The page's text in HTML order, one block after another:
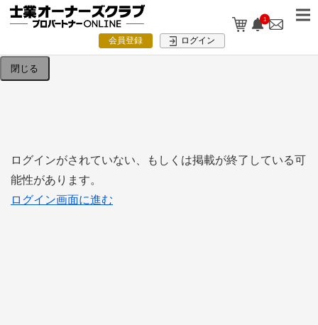
1
会員登録 ログイン
検索条件を入力してください。
閉じる
ログインがされていない、もしくは掲載が終了している可
能性があります。
ログイン画面に進む